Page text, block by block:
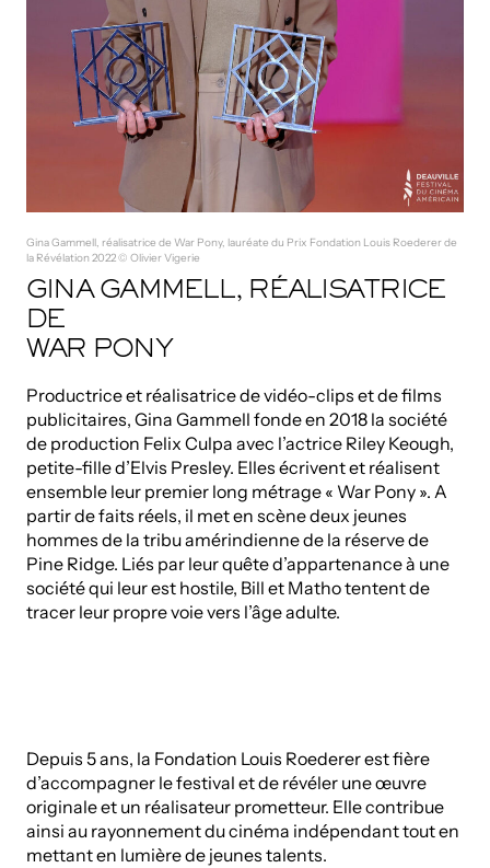
Gina Gammell, réalisatrice de War Pony, lauréate du Prix Fondation Louis Roederer de
la Révélation 2022 © Olivier Vigerie
GINA GAMMELL, RÉALISATRICE
DE
WAR PONY
Productrice et réalisatrice de vidéo-clips et de films
publicitaires, Gina Gammell fonde en 2018 la société
de production Felix Culpa avec l’actrice Riley Keough,
petite-fille d’Elvis Presley. Elles écrivent et réalisent
ensemble leur premier long métrage « War Pony ». A
partir de faits réels, il met en scène deux jeunes
hommes de la tribu amérindienne de la réserve de
Pine Ridge. Liés par leur quête d’appartenance à une
société qui leur est hostile, Bill et Matho tentent de
tracer leur propre voie vers l’âge adulte.
Depuis 5 ans, la Fondation Louis Roederer est fière
d’accompagner le festival et de révéler une œuvre
originale et un réalisateur prometteur. Elle contribue
ainsi au rayonnement du cinéma indépendant tout en
mettant en lumière de jeunes talents.